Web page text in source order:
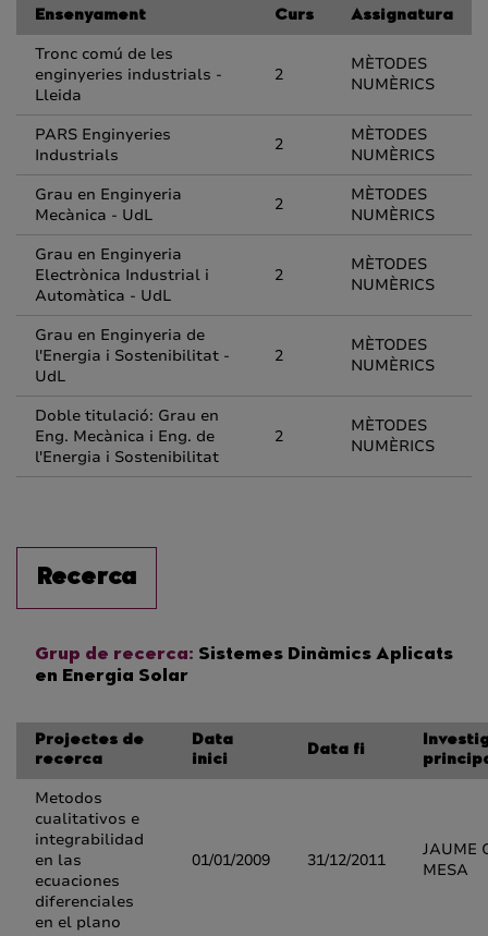
Ensenyament Curs Assignatura
Tronc comú de les
enginyeries industrials -
Lleida
2
MÈTODES
NUMÈRICS
PARS Enginyeries
Industrials
2
MÈTODES
NUMÈRICS
Grau en Enginyeria
Mecànica - UdL
2
MÈTODES
NUMÈRICS
Grau en Enginyeria
Electrònica Industrial i
Automàtica - UdL
2
MÈTODES
NUMÈRICS
Grau en Enginyeria de
l'Energia i Sostenibilitat -
UdL
2
MÈTODES
NUMÈRICS
Doble titulació: Grau en
Eng. Mecànica i Eng. de
l'Energia i Sostenibilitat
2
MÈTODES
NUMÈRICS
Recerca
Grup de recerca: Sistemes Dinàmics Aplicats
en Energia Solar
Projectes de
recerca
Data
inici
Data fi
Metodos
cualitativos e
integrabilidad
en las
ecuaciones
diferenciales
en el plano
01/01/2009 31/12/2011
JAUME
MESA